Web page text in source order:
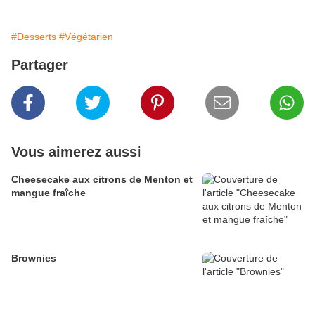
#Desserts #Végétarien
Partager
Vous aimerez aussi
Cheesecake aux citrons de Menton et
mangue fraîche
Brownies